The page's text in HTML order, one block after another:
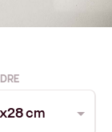
cm